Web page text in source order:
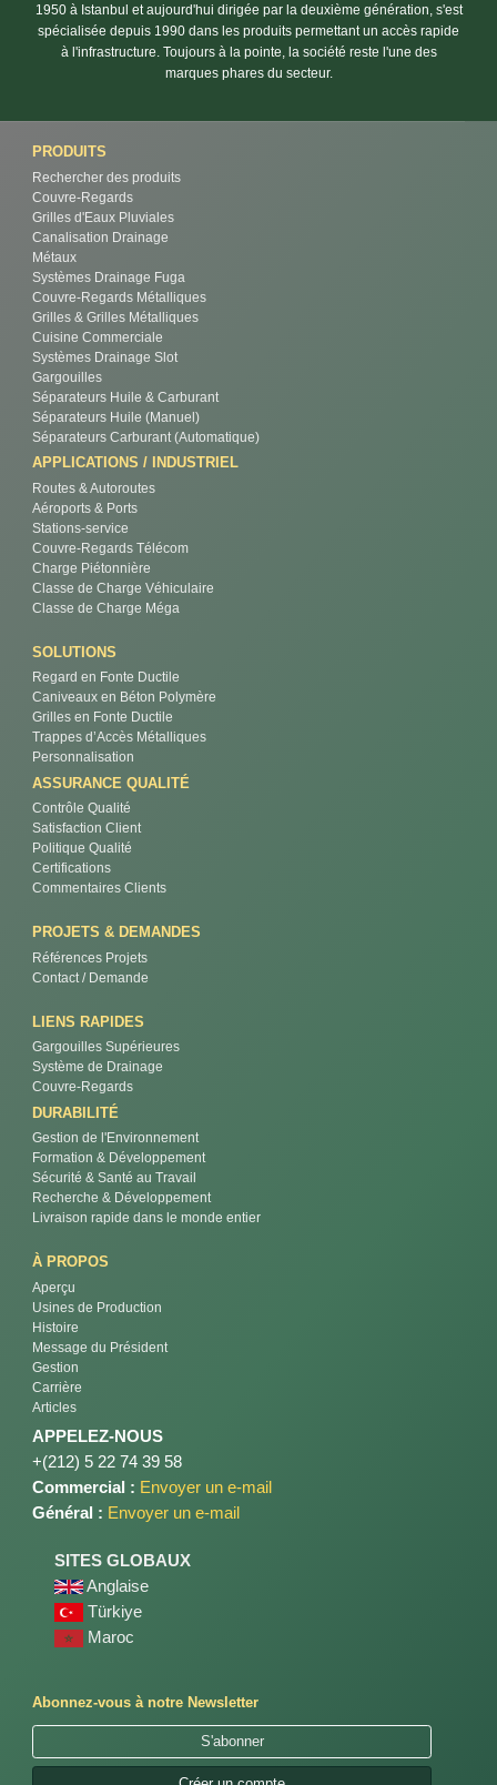
1950 à Istanbul et aujourd'hui dirigée par la deuxième génération, s'est
spécialisée depuis 1990 dans les produits permettant un accès rapide
à l'infrastructure. Toujours à la pointe, la société reste l'une des
marques phares du secteur.
PRODUITS
Rechercher des produits
Couvre-Regards
Grilles d'Eaux Pluviales
Canalisation Drainage
Métaux
Systèmes Drainage Fuga
Couvre-Regards Métalliques
Grilles & Grilles Métalliques
Cuisine Commerciale
Systèmes Drainage Slot
Gargouilles
Séparateurs Huile & Carburant
Séparateurs Huile (Manuel)
Séparateurs Carburant (Automatique)
APPLICATIONS / INDUSTRIEL
Routes & Autoroutes
Aéroports & Ports
Stations-service
Couvre-Regards Télécom
Charge Piétonnière
Classe de Charge Véhiculaire
Classe de Charge Méga
SOLUTIONS
Regard en Fonte Ductile
Caniveaux en Béton Polymère
Grilles en Fonte Ductile
Trappes d’Accès Métalliques
Personnalisation
ASSURANCE QUALITÉ
Contrôle Qualité
Satisfaction Client
Politique Qualité
Certifications
Commentaires Clients
PROJETS & DEMANDES
Références Projets
Contact / Demande
LIENS RAPIDES
Gargouilles Supérieures
Système de Drainage
Couvre-Regards
DURABILITÉ
Gestion de l'Environnement
Formation & Développement
Sécurité & Santé au Travail
Recherche & Développement
Livraison rapide dans le monde entier
À PROPOS
Aperçu
Usines de Production
Histoire
Message du Président
Gestion
Carrière
Articles
APPELEZ-NOUS
+(212) 5 22 74 39 58
Commercial : Envoyer un e-mail
Général : Envoyer un e-mail
SITES GLOBAUX
Anglaise
Türkiye
Maroc
Abonnez-vous à notre Newsletter
S'abonner